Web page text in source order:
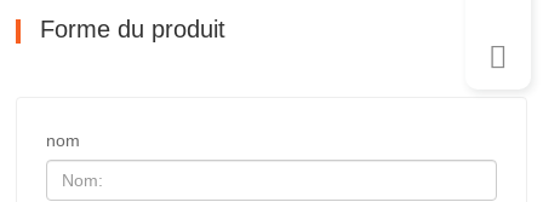
Forme du produit
nom